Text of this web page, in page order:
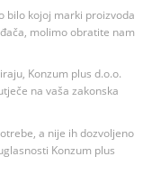
bilo kojoj marki proizvoda
molimo obratite nam
Konzum plus d.o.o.
na vaša zakonska
a nije ih dozvoljeno
Konzum plus